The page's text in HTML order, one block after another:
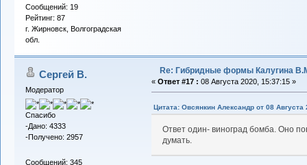
Сообщений: 19
Рейтинг: 87
г. Жирновск, Волгоградская
обл.
Сергей В.
Модератор
Спасибо
-Дано: 4333
-Получено: 2957
Сообщений: 345
Re: Гибридные формы Калугина
« Ответ #17 : 08 Августа 2020, 15:37:15 »
Цитата: Овсянкин Александр от 08 Августа
Ответ один- виноград бомба. Оно
думать.